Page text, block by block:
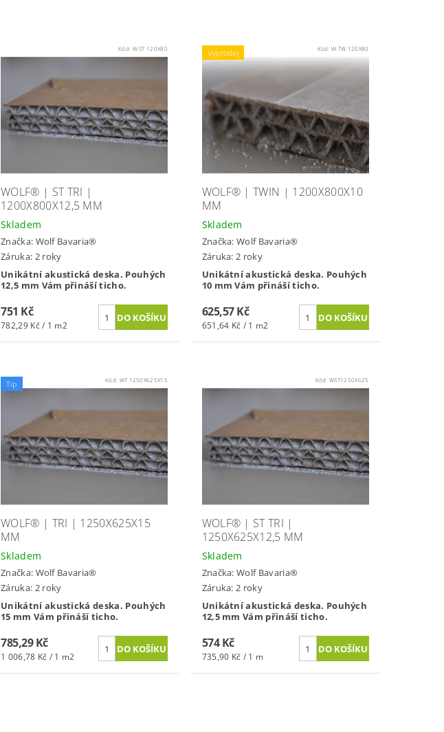
Kód: W ST 120X80
WOLF® | ST TRI |
1200X800X12,5 MM
Skladem
Značka: Wolf Bavaria®
Záruka: 2 roky
Unikátní akustická deska. Pouhých
12,5 mm Vám přináší ticho.
751 Kč
782,29 Kč / 1 m2
Výprodej Kód:W TW 120X80
WOLF® | TWIN | 1200X800X10
MM
Skladem
Značka:Wolf Bavaria®
Záruka: 2 roky
Unikátní akustická deska. Pouhých
10 mm Vám přináší ticho.
625,57 Kč
651,64 Kč / 1 m2
Tip Kód: WT 1250X625X15
WOLF® | TRI | 1250X625X15
MM
Skladem
Značka: Wolf Bavaria®
Záruka: 2 roky
Unikátní akustická deska. Pouhých
15 mm Vám přináší ticho.
785,29 Kč
1 006,78 Kč / 1 m2
Kód:WST1250X625
WOLF® | ST TRI |
1250X625X12,5 MM
Skladem
Značka:Wolf Bavaria®
Záruka: 2 roky
Unikátní akustická deska. Pouhých
12,5 mm Vám přináší ticho.
574 Kč
735,90 Kč / 1 m